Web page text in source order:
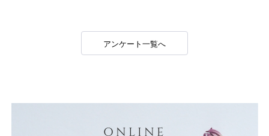
アンケート一覧へ
ONLINE